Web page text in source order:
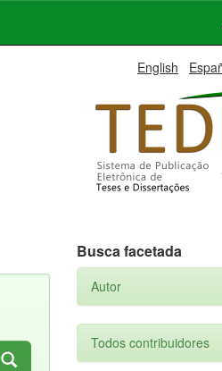
English
Busca facetada
Autor
Todos contribuidores